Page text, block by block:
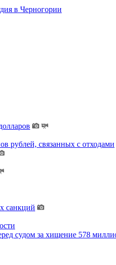
в Черногории
рублей, связанных с отходами
санкций
судом за хищение 578